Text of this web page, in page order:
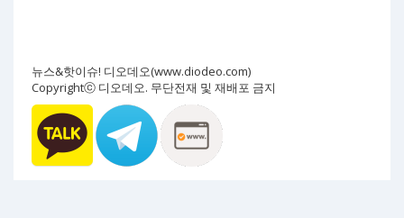
뉴스&핫이슈! 디오데오(www.diodeo.com)
Copyrightⓒ 디오데오. 무단전재 및 재배포 금지